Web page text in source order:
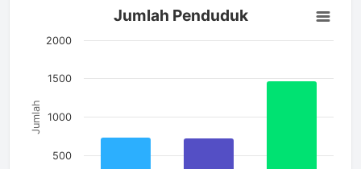
Jumlah Penduduk
Bar chart with 3 bars.
The chart has 1 X axis displaying categories.
Jumlah
Jumlah Penduduk
500
1000
1500
2000